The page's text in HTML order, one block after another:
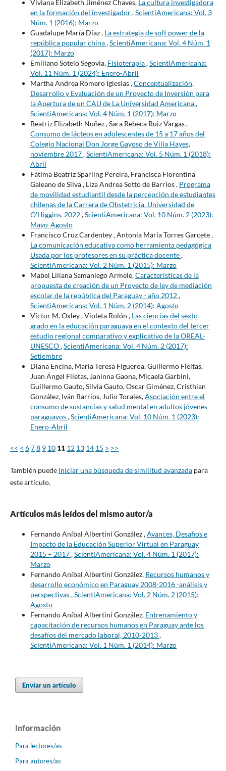
Viviana Elizabeth Jiménez Chaves, La cultura investigadora
en la formación del investigador,ScientiAmericana: Vol. 3
Núm. 1 (2016): Marzo
Guadalupe María Díaz , La estrategia de soft power de la
república popular china,ScientiAmericana: Vol. 4 Núm. 1
(2017): Marzo
Emiliano Sotelo Segovia, Fisioterapia,ScientiAmericana:
Vol. 11 Núm. 1 (2024): Enero-Abril
Martha Andrea Romero Iglesias ,Conceptualización,
Desarrollo y Evaluación de un Proyecto de Inversión para
la Apertura de un CAU de La Universidad Americana,
ScientiAmericana: Vol. 4 Núm. 1 (2017): Marzo
Beatriz Elizabeth Nuñez , Sara Rebeca Ruiz Vargas ,
Consumo de lácteos en adolescentes de 15 a 17 años del
Colegio Nacional Don Jorge Gayoso de Villa Hayes,
noviembre 2017,ScientiAmericana: Vol. 5 Núm. 1 (2018):
Abril
Fátima Beatriz Sparling Pereira, Francisca Florentina
Galeano de Silva , Liza Andrea Sotto de Barrios , Programa
de movilidad estudiantil desde la percepción de estudiantes
chilenas de la Carrera de Obstetricia. Universidad de
O'Higgins. 2022,ScientiAmericana: Vol. 10 Núm. 2 (2023):
Mayo-Agosto
Francisco Cruz Cardentey , Antonia María Torres Garcete ,
La comunicación educativa como herramienta pedagógica
Usada por los profesores en su práctica docente,
ScientiAmericana: Vol. 2 Núm. 1 (2015): Marzo
Mabel Liliana Samaniego Armele,Características de la
propuesta de creación de un Proyecto de ley de mediación
escolar de la república del Paraguay - año 2012,
ScientiAmericana: Vol. 1 Núm. 2 (2014): Agosto
Víctor M. Oxley , Violeta Rolón , Las ciencias del sexto
grado en la educación paraguaya en el contexto del tercer
estudio regional comparativo y explicativo de la OREAL-
UNESCO,ScientiAmericana: Vol. 4 Núm. 2 (2017):
Setiembre
Diana Encina, María Teresa Figueroa, Guillermo Fleitas,
Juan Ángel Flietas, Janinna Gaona, Micaela Garbini,
Guillermo Gauto, Silvia Gauto, Oscar Giménez, Cristhian
González, Iván Barrios, Julio Torales,Asociación entre el
consumo de sustancias y salud mental en adultos jóvenes
paraguayos,ScientiAmericana: Vol. 10 Núm. 1 (2023):
Enero-Abril
<< < 678 9 10 11 12 13 14 15 > >>
También puede Iniciar una búsqueda de similitud avanzadapara
este artículo.
Artículos más leídos del mismo autor/a
Fernando Aníbal Albertini González ,Avances, Desafios e
Impacto de la Educación Superior Virtual en Paraguay
2015 – 2017,ScientiAmericana: Vol. 4 Núm. 1 (2017):
Marzo
Fernando Aníbal Albertini González, Recursos humanos y
desarrollo económico en Paraguay 2008-2016 -análisis y
perspectivas,ScientiAmericana: Vol. 2 Núm. 2 (2015):
Agosto
Fernando Aníbal Albertini González, Entrenamiento y
capacitación de recursos humanos en Paraguay ante los
desafíos del mercado laboral, 2010-2013,
ScientiAmericana: Vol. 1 Núm. 1 (2014): Marzo
Enviar un artículo
Información
Para lectores/as
Para autores/as